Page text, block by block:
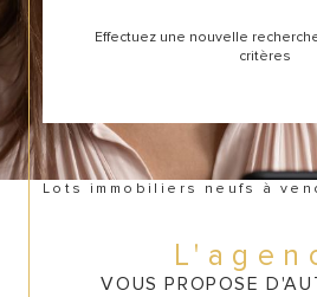
Effectuez une nouvelle
critères
Lots immobiliers neufs à
VOUS PROPOSE